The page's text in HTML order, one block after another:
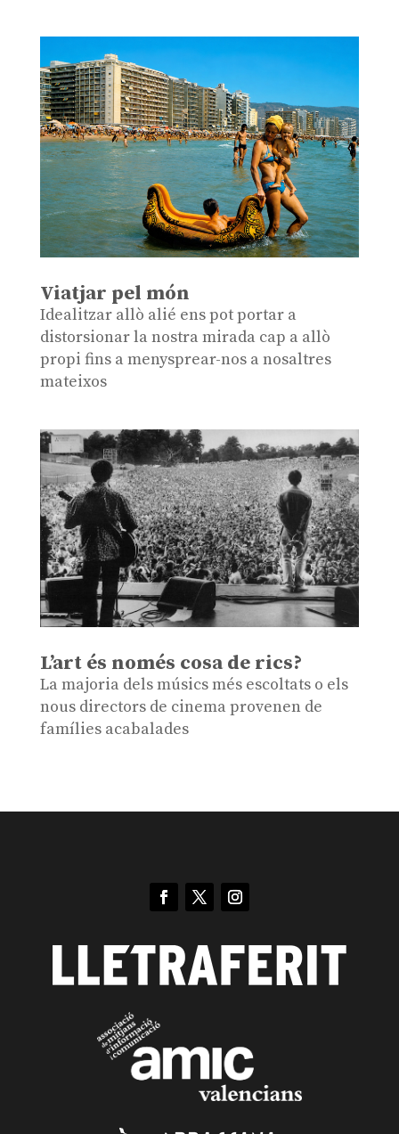
Viatjar pel món
Idealitzar allò alié ens pot portar a
distorsionar la nostra mirada cap a allò
propi fins a menysprear-nos a nosaltres
mateixos
L’art és només cosa de rics?
La majoria dels músics més escoltats o els
nous directors de cinema provenen de
famílies acabalades